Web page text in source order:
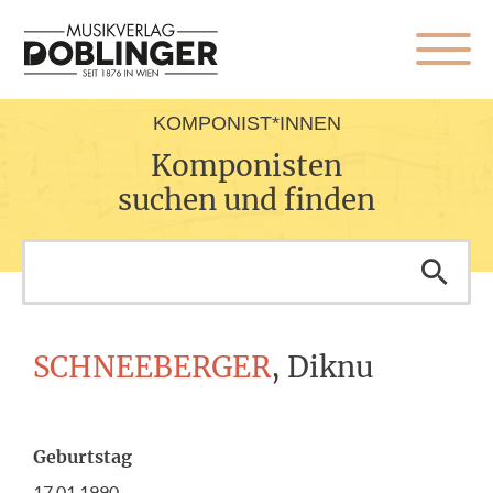
KOMPONIST*INNEN
Komponisten
suchen und finden
SCHNEEBERGER, Diknu
Geburtstag